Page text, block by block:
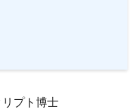
プト博士